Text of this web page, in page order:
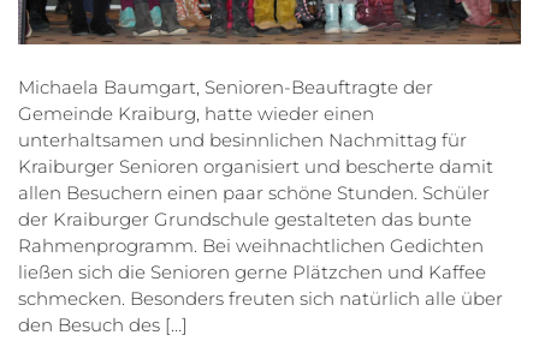
Michaela Baumgart, Senioren-Beauftragte der
Gemeinde Kraiburg, hatte wieder einen
unterhaltsamen und besinnlichen Nachmittag für
Kraiburger Senioren organisiert und bescherte damit
allen Besuchern einen paar schöne Stunden. Schüler
der Kraiburger Grundschule gestalteten das bunte
Rahmenprogramm. Bei weihnachtlichen Gedichten
ließen sich die Senioren gerne Plätzchen und Kaffee
schmecken. Besonders freuten sich natürlich alle über
den Besuch des […]